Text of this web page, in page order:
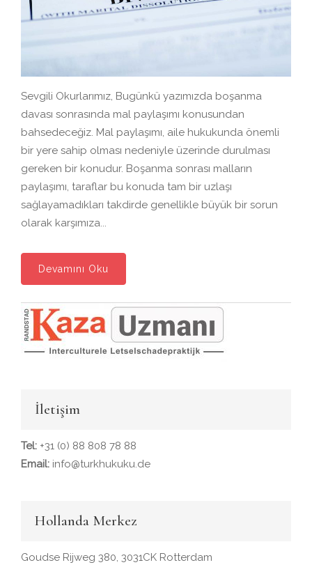
Sevgili Okurlarımız, Bugünkü yazımızda boşanma
davası sonrasında mal paylaşımı konusundan
bahsedeceğiz. Mal paylaşımı, aile hukukunda önemli
bir yere sahip olması nedeniyle üzerinde durulması
gereken bir konudur. Boşanma sonrası malların
paylaşımı, taraflar bu konuda tam bir uzlaşı
sağlayamadıkları takdirde genellikle büyük bir sorun
olarak karşımıza...
Devamını Oku
İletişim
Tel: +31 (0) 88 808 78 88
Email: info@turkhukuku.de
Hollanda Merkez
Goudse Rijweg 380, 3031CK Rotterdam